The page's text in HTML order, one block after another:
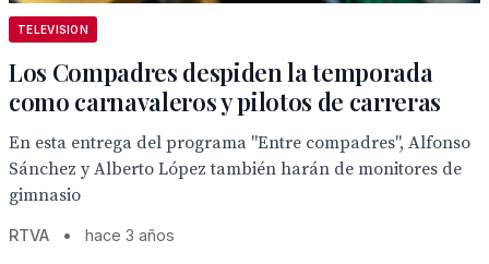
TELEVISION
Los Compadres despiden la temporada
como carnavaleros y pilotos de carreras
En esta entrega del programa "Entre compadres", Alfonso
Sánchez y Alberto López también harán de monitores de
gimnasio
RTVA • hace 3 años